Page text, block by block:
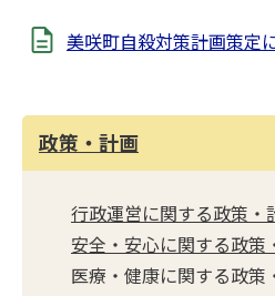
美咲町自殺対策計画策定
政策・計画
行政運営に関する政策・
安全・安心に関する政策
医療・健康に関する政策